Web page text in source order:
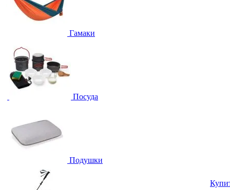
Гамаки
Посуда
Подушки